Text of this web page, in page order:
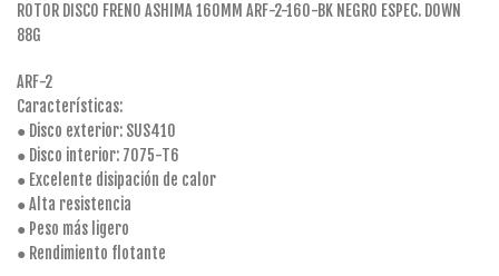
ROTOR DISCO FRENO ASHIMA 160MM ARF-2-160-BK NEGRO ESPEC. DOWN
88G
ARF-2
Características:
● Disco exterior: SUS410
● Disco interior: 7075-T6
● Excelente disipación de calor
● Alta resistencia
● Peso más ligero
● Rendimiento flotante